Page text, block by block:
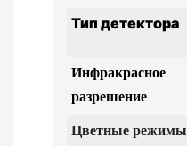
Тип детектора
Инфракрасное
разрешение
Цветные режимы